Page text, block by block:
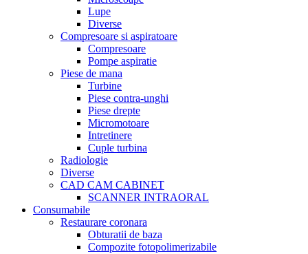
Lupe
Diverse
Compresoare si aspiratoare
Compresoare
Pompe aspiratie
Piese de mana
Turbine
Piese contra-unghi
Piese drepte
Micromotoare
Intretinere
Cuple turbina
Radiologie
Diverse
CAD CAM CABINET
SCANNER INTRAORAL
Consumabile
Restaurare coronara
Obturatii de baza
Compozite fotopolimerizabile